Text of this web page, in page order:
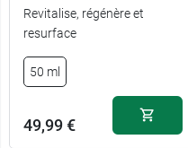
Revitalise, régénère et
resurface
50 ml
49,99 €